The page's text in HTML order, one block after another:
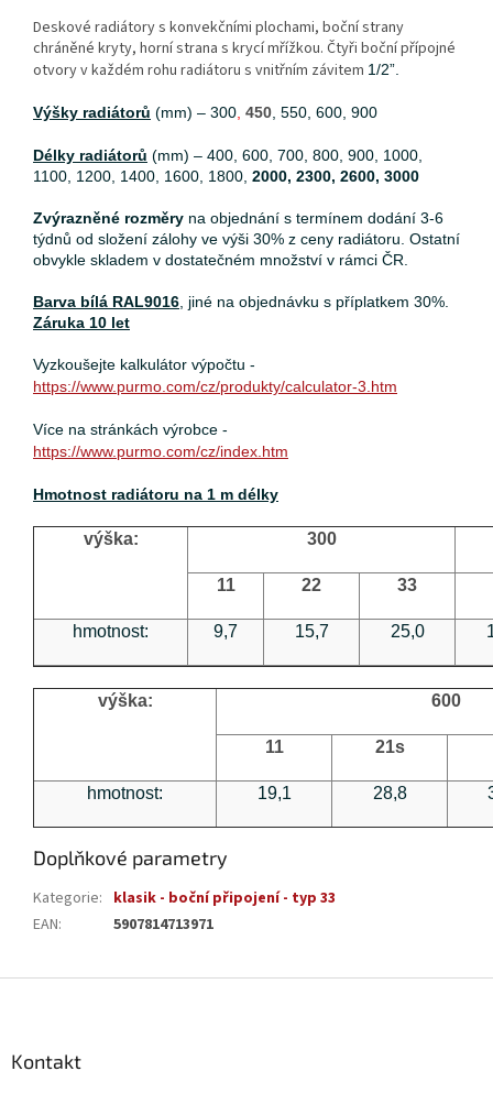
Deskové radiátory s konvekčními plochami, boční strany
chráněné kryty, horní strana s krycí mřížkou. Čtyři boční přípojné
otvory v každém rohu radiátoru s vnitřním závitem 1/2”.
Výšky radiátorů (mm) – 300 450 , 550, 600, 900
Délky radiátorů (mm) – 400, 600, 700, 800, 900, 1000,
1100, 1200, 1400, 1600, 1800, 2000, 2300, 2600, 3000
Zvýrazněné rozměry na objednání s termínem dodání 3-6
týdnů od složení zálohy ve výši 30% z ceny radiátoru. Ostatní
obvykle skladem v dostatečném množství v rámci ČR.
Barva bílá RAL9016 , jiné na objednávku s příplatkem 30%.
Záruka 10 let
Vyzkoušejte kalkulátor výpočtu -
https://www.purmo.com/cz/produkty/calculator-3.htm
Více na stránkách výrobce -
https://www.purmo.com/cz/index.htm
Hmotnost radiátoru na 1 m délky
výška: 300
11 22 33
hmotnost: 9,7 15,7 25,0
výška: 600
11 21s
hmotnost: 19,1 28,8
Doplňkové parametry
Kategorie: klasik - boční připojení - typ 33
EAN: 5907814713971
Kontakt